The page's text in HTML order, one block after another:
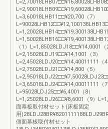
L=3,60018LHB11□□¥20,700（7）
（1）L=1,85028LDJ18□□¥14,0001（2
L=2,15028LDJ19□□¥14,1001（3）
L=2,45028LDJ20□□¥14,40011111（4
L=2,75028LDJ21□□¥14,800（5）
L=3,65018LDJ24□□¥14,00011111（7
L=95028LDJ25□□¥6,4001（8）
L=1,25028LDJ26□□¥8,6001（9）
面幕板取付材セット(床板固定
用
側面幕板取付材セット